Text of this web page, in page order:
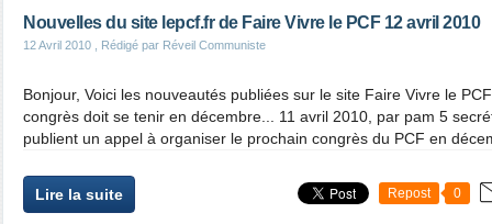
Nouvelles du site lepcf.fr de Faire Vivre le PCF 12 avril 2010
12 Avril 2010 , Rédigé par Réveil Communiste
Bonjour, Voici les nouveautés publiées sur le site Faire Vivre le
congrès doit se tenir en décembre... 11 avril 2010, par pam 5
publient un appel à organiser le prochain congrès du PCF en
Lire la suite Repost 0